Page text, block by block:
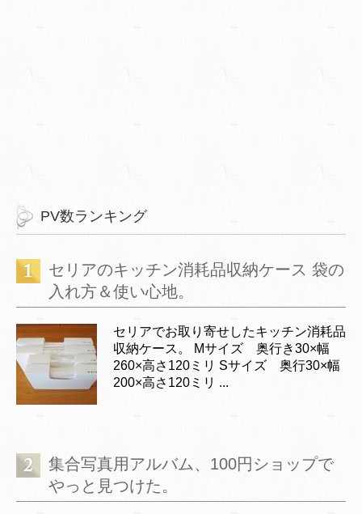
PV数ランキング
セリアのキッチン消耗品収納ケース 袋の
入れ方＆使い心地。
セリアでお取り寄せしたキッチン消耗品
収納ケース。 Mサイズ 奥行き30×幅
260×高さ120ミリ Sサイズ 奥行30×幅
200×高さ120ミリ ...
集合写真用アルバム、100円ショップで
やっと見つけた。